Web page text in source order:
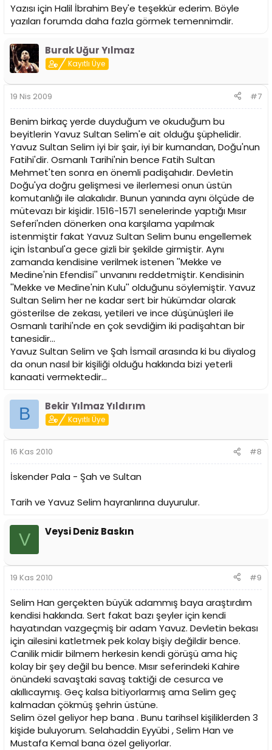
Yazısı için Halil İbrahim Bey'e teşekkür ederim. Böyle
yazıları forumda daha fazla görmek temennimdir.
Burak Uğur Yılmaz
Kayıtlı Üye
19 Nis 2009 #7
Benim birkaç yerde duyduğum ve okuduğum bu
beyitlerin Yavuz Sultan Selim'e ait olduğu şüphelidir.
Yavuz Sultan Selim iyi bir şair, iyi bir kumandan, Doğu'nun
Fatihi'dir. Osmanlı Tarihi'nin bence Fatih Sultan
Mehmet'ten sonra en önemli padişahıdır. Devletin
Doğu'ya doğru gelişmesi ve ilerlemesi onun üstün
komutanlığı ile alakalıdır. Bunun yanında aynı ölçüde de
mütevazı bir kişidir. 1516-1571 senelerinde yaptığı Mısır
Seferi'nden dönerken ona karşılama yapılmak
istenmiştir fakat Yavuz Sultan Selim bunu engellemek
için İstanbul'a gece gizli bir şekilde girmiştir. Aynı
zamanda kendisine verilmek istenen ''Mekke ve
Medine'nin Efendisi'' unvanını reddetmiştir. Kendisinin
''Mekke ve Medine'nin Kulu'' olduğunu söylemiştir. Yavuz
Sultan Selim her ne kadar sert bir hükümdar olarak
gösterilse de zekası, yetileri ve ince düşünüşleri ile
Osmanlı tarihi'nde en çok sevdiğim iki padişahtan bir
tanesidir...
Yavuz Sultan Selim ve Şah İsmail arasında ki bu diyalog
da onun nasıl bir kişiliği olduğu hakkında bizi yeterli
kanaati vermektedir...
B Bekir Yılmaz Yıldırım
Kayıtlı Üye
16 Kas 2010 #8
İskender Pala - Şah ve Sultan
Tarih ve Yavuz Selim hayranlırına duyurulur.
V Veysi Deniz Baskın
19 Kas 2010 #9
Selim Han gerçekten büyük adammış baya araştırdım
kendisi hakkında. Sert fakat bazı şeyler için kendi
hayatından vazgeçmiş bir adam Yavuz. Devletin bekası
için ailesini katletmek pek kolay bişiy değildir bence.
Canilik midir bilmem herkesin kendi görüşü ama hiç
kolay bir şey değil bu bence. Mısır seferindeki Kahire
önündeki savaştaki savaş taktiği de cesurca ve
akıllıcaymış. Geç kalsa bitiyorlarmış ama Selim geç
kalmadan çökmüş şehrin üstüne.
Selim özel geliyor hep bana . Bunu tarihsel kişiliklerden 3
kişide buluyorum. Selahaddin Eyyübi , Selim Han ve
Mustafa Kemal bana özel geliyorlar.